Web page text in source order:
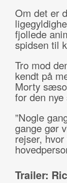
Om det er
fjollede
spidsen til
Tro mod
kendt på
Morty
for den
”Nogle
gange gør
rejser,
Trailer: